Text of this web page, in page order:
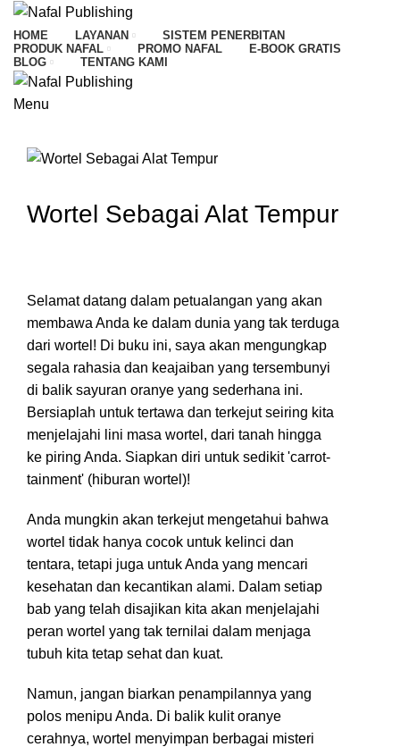
HOME LAYANAN
SISTEM PENERBITAN
PRODUK NAFAL
PROMO NAFAL
E-BOOK GRATIS
BLOG
TENTANG KAMI
Menu
Wortel Sebagai Alat Tempur
Selamat datang dalam petualangan yang akan
membawa Anda ke dalam dunia yang tak terduga
dari wortel! Di buku ini, saya akan mengungkap
segala rahasia dan keajaiban yang tersembunyi
di balik sayuran oranye yang sederhana ini.
Bersiaplah untuk tertawa dan terkejut seiring kita
menjelajahi lini masa wortel, dari tanah hingga
ke piring Anda. Siapkan diri untuk sedikit 'carrot-
tainment' (hiburan wortel)!
Anda mungkin akan terkejut mengetahui bahwa
wortel tidak hanya cocok untuk kelinci dan
tentara, tetapi juga untuk Anda yang mencari
kesehatan dan kecantikan alami. Dalam setiap
bab yang telah disajikan kita akan menjelajahi
peran wortel yang tak ternilai dalam menjaga
tubuh kita tetap sehat dan kuat.
Namun, jangan biarkan penampilannya yang
polos menipu Anda. Di balik kulit oranye
cerahnya, wortel menyimpan berbagai misteri